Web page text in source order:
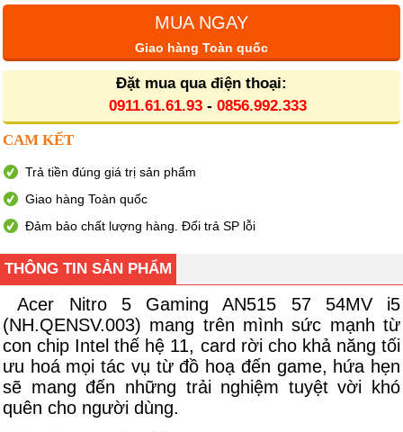
MUA NGAY
Giao hàng Toàn quốc
Đặt mua qua điện thoại:
0911.61.61.93- 0856.992.333
CAM KẾT
Trả tiền đúng giá trị sản phẩm
Giao hàng Toàn quốc
Đảm bảo chất lượng hàng. Đổi trả SP lỗi
THÔNG TIN SẢN PHẨM
Acer Nitro 5 Gaming AN515 57 54MV i5
(NH.QENSV.003) mang trên mình sức mạnh từ
con chip Intel thế hệ 11, card rời cho khả năng tối
ưu hoá mọi tác vụ từ đồ hoạ đến game, hứa hẹn
sẽ mang đến những trải nghiệm tuyệt vời khó
quên cho người dùng.